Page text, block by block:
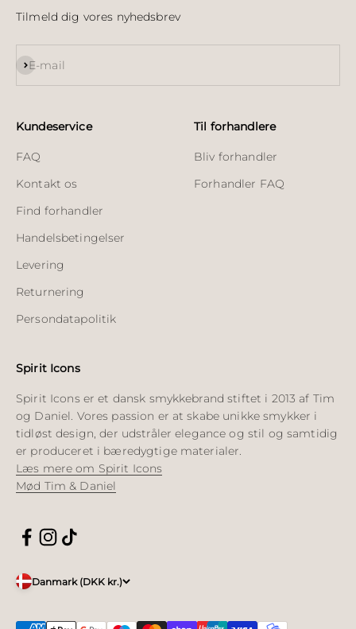
Tilmeld dig vores nyhedsbrev
E-mail
Abonnér
Kundeservice
FAQ
Kontakt os
Find forhandler
Handelsbetingelser
Levering
Returnering
Persondatapolitik
Til forhandlere
Bliv forhandler
Forhandler FAQ
Spirit Icons
Spirit Icons er et dansk smykkebrand stiftet i 2013 af Tim
og Daniel. Vores passion er at skabe unikke smykker i
tidløst design, der udstråler elegance og stil og samtidig
er produceret i bæredygtige materialer.
Læs mere om Spirit Icons
Mød Tim & Daniel
Danmark (DKK kr.)